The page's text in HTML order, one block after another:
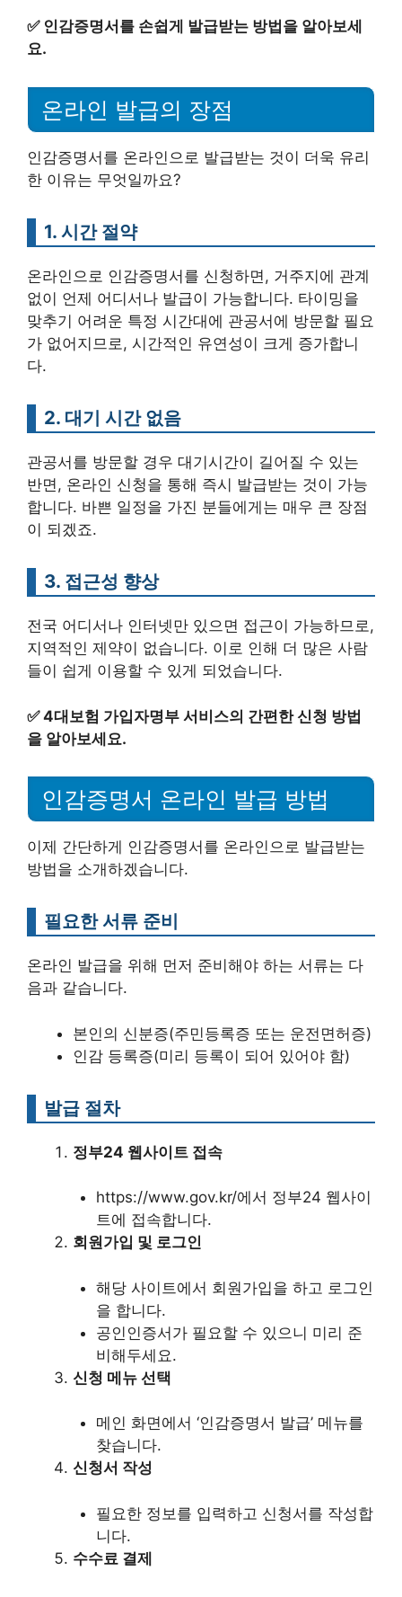
✅ 인감증명서를 손쉽게 발급받는 방법을 알아보세
요.
온라인 발급의 장점
인감증명서를 온라인으로 발급받는 것이 더욱 유리
한 이유는 무엇일까요?
1. 시간 절약
온라인으로 인감증명서를 신청하면, 거주지에 관계
없이 언제 어디서나 발급이 가능합니다. 타이밍을
맞추기 어려운 특정 시간대에 관공서에 방문할 필요
가 없어지므로, 시간적인 유연성이 크게 증가합니
다.
2. 대기 시간 없음
관공서를 방문할 경우 대기시간이 길어질 수 있는
반면, 온라인 신청을 통해 즉시 발급받는 것이 가능
합니다. 바쁜 일정을 가진 분들에게는 매우 큰 장점
이 되겠죠.
3. 접근성 향상
전국 어디서나 인터넷만 있으면 접근이 가능하므로,
지역적인 제약이 없습니다. 이로 인해 더 많은 사람
들이 쉽게 이용할 수 있게 되었습니다.
✅4대보험 가입자명부 서비스의 간편한 신청 방법
을 알아보세요.
인감증명서 온라인 발급 방법
이제 간단하게 인감증명서를 온라인으로 발급받는
방법을 소개하겠습니다.
필요한 서류 준비
온라인 발급을 위해 먼저 준비해야 하는 서류는 다
음과 같습니다.
본인의 신분증(주민등록증 또는 운전면허증)
인감 등록증(미리 등록이 되어 있어야 함)
발급 절차
정부24 웹사이트 접속
https://www.gov.kr/에서 정부24 웹사이
트에 접속합니다.
회원가입 및 로그인
해당 사이트에서 회원가입을 하고 로그인
을 합니다.
공인인증서가 필요할 수 있으니 미리 준
비해두세요.
신청 메뉴 선택
메인 화면에서 ‘인감증명서 발급’ 메뉴를
찾습니다.
신청서 작성
필요한 정보를 입력하고 신청서를 작성합
니다.
수수료 결제